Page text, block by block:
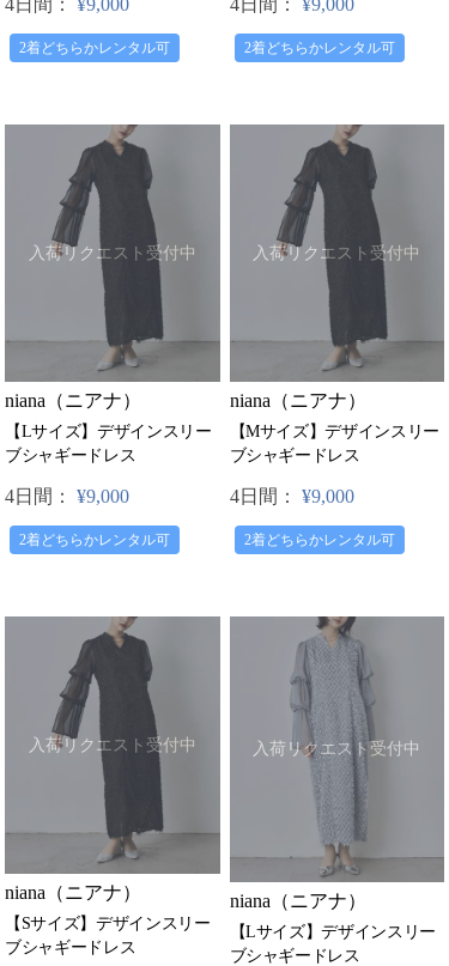
4日間： ¥9,000
2着どちらかレンタル可
4日間： ¥9,000
2着どちらかレンタル可
入荷リクエスト受付中
niana（ニアナ）
【Lサイズ】デザインスリー
ブシャギードレス
4日間： ¥9,000
2着どちらかレンタル可
入荷リクエスト受付中
niana（ニアナ）
【Mサイズ】デザインスリー
ブシャギードレス
4日間： ¥9,000
2着どちらかレンタル可
入荷リクエスト受付中
niana（ニアナ）
【Sサイズ】デザインスリー
ブシャギードレス
入荷リクエスト受付中
niana（ニアナ）
【Lサイズ】デザインスリー
ブシャギードレス